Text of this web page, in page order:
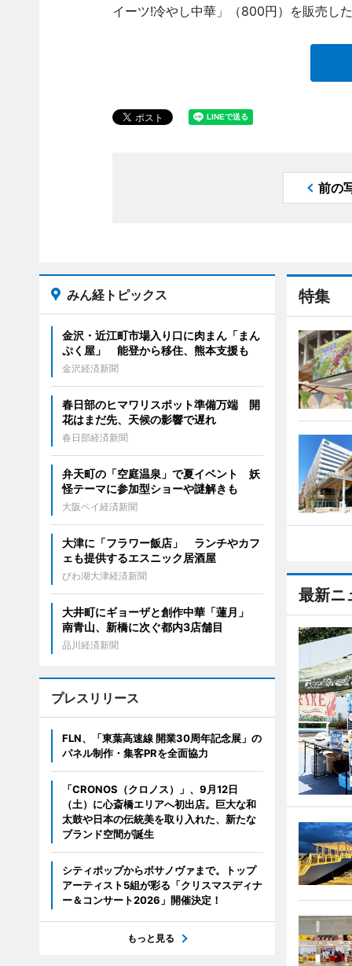
イーツ!冷やし中華」（800円）を販売し
前の
特集
最新ニ
みん経トピックス
金沢・近江町市場入り口に肉まん「まん
ぷく屋」 能登から移住、熊本支援も
金沢経済新聞
春日部のヒマワリスポット準備万端 開
花はまだ先、天候の影響で遅れ
春日部経済新聞
弁天町の「空庭温泉」で夏イベント 妖
怪テーマに参加型ショーや謎解きも
大阪ベイ経済新聞
大津に「フラワー飯店」 ランチやカフ
ェも提供するエスニック居酒屋
びわ湖大津経済新聞
大井町にギョーザと創作中華「蓮月」
南青山、新橋に次ぐ都内3店舗目
品川経済新聞
プレスリリース
FLN、「東葉高速線 開業30周年記念展」の
パネル制作・集客PRを全面協力
「CRONOS（クロノス）」、9月12日
（土）に心斎橋エリアへ初出店。巨大な和
太鼓や日本の伝統美を取り入れた、新たな
ブランド空間が誕生
シティポップからボサノヴァまで。トップ
アーティスト5組が彩る「クリスマスディナ
ー＆コンサート2026」開催決定！
もっと見る